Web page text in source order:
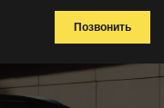
Позвонить